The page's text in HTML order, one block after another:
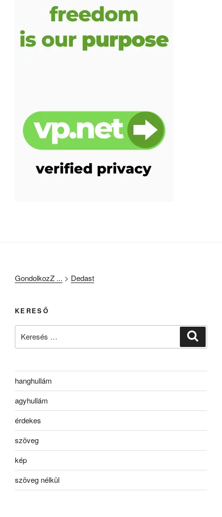
GondolkozZ ... > Dedast
KERESŐ
hanghullám
agyhullám
érdekes
szöveg
kép
szöveg nélkül